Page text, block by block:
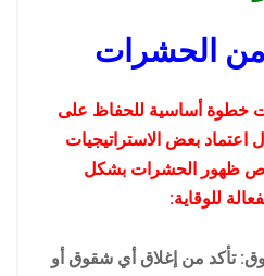
من الحشرات
خطوة أساسية للحفاظ على
اعتماد بعض الاستراتيجيات
ظهور الحشرات بشكل
للوقاية:
تأكد من إغلاق أي شقوق أو